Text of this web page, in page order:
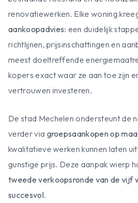
renovatiewerken. Elke woning
aankoopadvies: een duidelijk
richtlijnen, prijsinschattingen en
meest doeltreffende
kopers exact waar ze aan toe zijn
vertrouwen investeren.
De stad Mechelen ondersteunt de
verder via groepsaankopen op
kwalitatieve werken kunnen laten
gunstige prijs. Deze aanpak wierp
tweede verkoopsronde van de vijf
succesvol.